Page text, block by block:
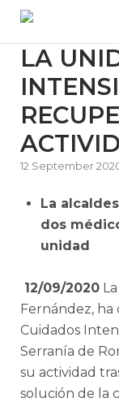
Skip
content
LA
12 September
La
dos
unidad
12/09/2020
Fernández,
Cuidados
Serranía de
su actividad
solución de la